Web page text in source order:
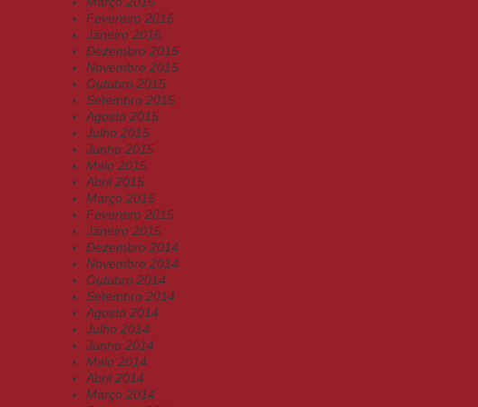
Fevereiro 2016
Janeiro 2016
Dezembro 2015
Novembro 2015
Outubro 2015
Setembro 2015
Agosto 2015
Julho 2015
Junho 2015
Maio 2015
Abril 2015
Março 2015
Fevereiro 2015
Janeiro 2015
Dezembro 2014
Novembro 2014
Outubro 2014
Setembro 2014
Agosto 2014
Julho 2014
Junho 2014
Maio 2014
Abril 2014
Março 2014